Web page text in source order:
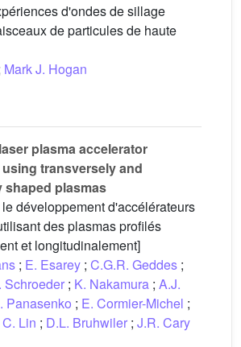
d'ondes de sillage
de particules de haute
Mark J. Hogan
plasma accelerator
transversely and
plasmas
développement d'accélérateurs
des plasmas profilés
et longitudinalement]
; E. Esarey ; C.G.R. Geddes ;
Schroeder ; K. Nakamura ; A.J.
Panasenko ; E. Cormier-Michel ;
C. Lin ; D.L. Bruhwiler ; J.R. Cary